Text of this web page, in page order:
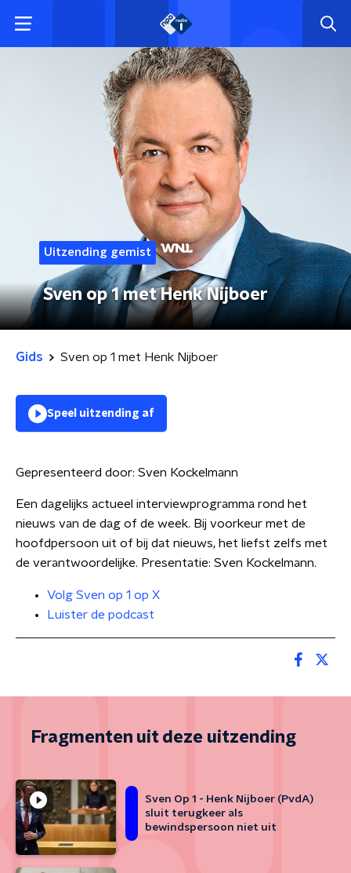
Uitzending gemist
Sven op 1 met Henk Nijboer
Gids Sven op 1 met Henk Nijboer
Speel uitzending af
Gepresenteerd door: Sven Kockelmann
Een dagelijks actueel interviewprogramma rond het
nieuws van de dag of de week. Bij voorkeur met de
hoofdpersoon uit of bij dat nieuws, het liefst zelfs met
de verantwoordelijke. Presentatie: Sven Kockelmann.
Volg Sven op 1 op X
Luister de podcast
Fragmenten uit deze uitzending
Sven Op 1 - Henk Nijboer (PvdA)
sluit terugkeer als
bewindspersoon niet uit